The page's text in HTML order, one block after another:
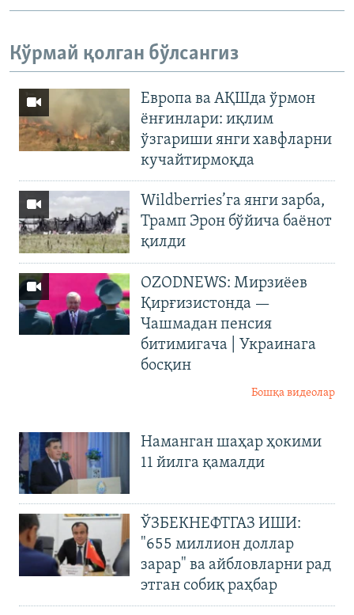
Кўрмай қолган бўлсангиз
Европа ва АҚШда ўрмон
ёнғинлари: иқлим
ўзгариши янги хавфларни
кучайтирмоқда
Wildberries’га янги зарба,
Трамп Эрон бўйича баёнот
қилди
OZODNEWS: Мирзиёев
Қирғизистонда —
Чашмадан пенсия
битимигача | Украинага
босқин
Бошқа видеолар
Наманган шаҳар ҳокими
11 йилга қамалди
ЎЗБЕКНЕФТГАЗ ИШИ:
"655 миллион доллар
зарар" ва айбловларни рад
этган собиқ раҳбар